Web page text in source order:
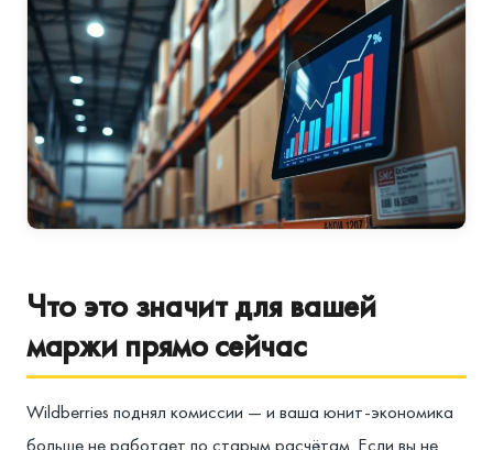
Что это значит для вашей
маржи прямо сейчас
Wildberries поднял комиссии — и ваша юнит-экономика
больше не работает по старым расчётам. Если вы не